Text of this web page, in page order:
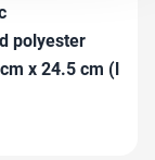
polyester
x 24.5 cm (l